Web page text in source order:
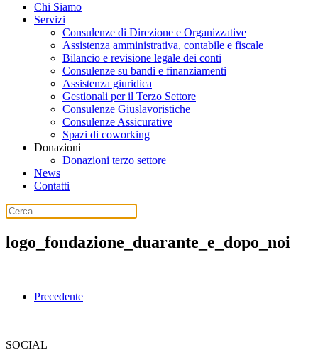
Chi Siamo
Servizi
Consulenze di Direzione e Organizzative
Assistenza amministrativa, contabile e fiscale
Bilancio e revisione legale dei conti
Consulenze su bandi e finanziamenti
Assistenza giuridica
Gestionali per il Terzo Settore
Consulenze Giuslavoristiche
Consulenze Assicurative
Spazi di coworking
Donazioni
Donazioni terzo settore
News
Contatti
logo_fondazione_duarante_e_dopo_noi
Precedente
SOCIAL